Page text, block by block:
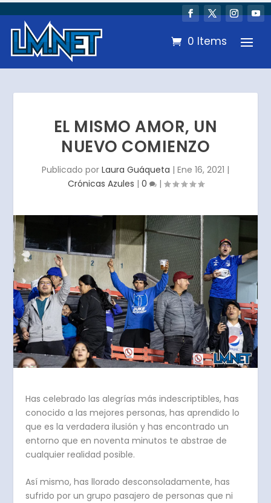
0 Items
EL MISMO AMOR, UN
NUEVO COMIENZO
Publicado por Laura Guáqueta | Ene 16, 2021 |
Crónicas Azules | 0 |
Has celebrado las alegrías más indescriptibles, has
conocido a las mejores personas, has aprendido lo
que es la verdadera ilusión y has encontrado un
entorno que en noventa minutos te abstrae de
cualquier realidad posible.
Así mismo, has llorado desconsoladamente, has
sufrido por un grupo pasajero de personas que ni